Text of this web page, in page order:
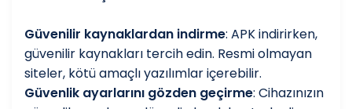
Güvenilir kaynaklardan indirme: APK indirirken,
güvenilir kaynakları tercih edin. Resmi olmayan
siteler, kötü amaçlı yazılımlar içerebilir.
Güvenlik ayarlarını gözden geçirme: Cihazınızın